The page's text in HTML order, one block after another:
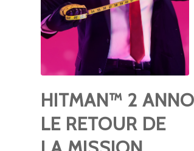
HITMAN™ 2
LE RETOUR DE